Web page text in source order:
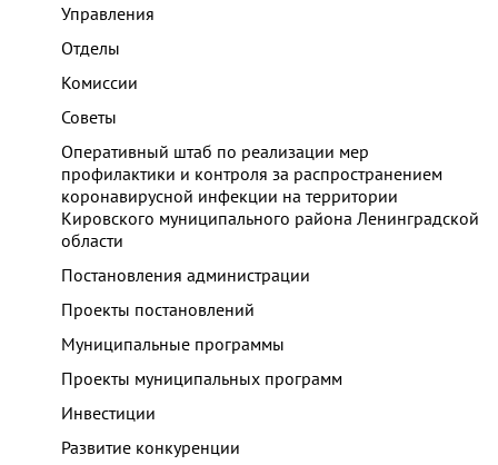
Управления
Отделы
Комиссии
Советы
Оперативный штаб по реализации мер
профилактики и контроля за распространением
коронавирусной инфекции на территории
Кировского муниципального района Ленинградской
области
Постановления администрации
Проекты постановлений
Муниципальные программы
Проекты муниципальных программ
Инвестиции
Развитие конкуренции